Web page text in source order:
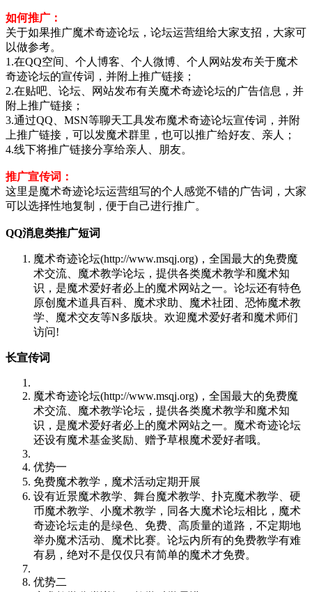
如何推广：
关于如果推广魔术奇迹论坛，论坛运营组给大家支招，大家可
以做参考。
1.在QQ空间、个人博客、个人微博、个人网站发布关于魔术
奇迹论坛的宣传词，并附上推广链接；
2.在贴吧、论坛、网站发布有关魔术奇迹论坛的广告信息，并
附上推广链接；
3.通过QQ、MSN等聊天工具发布魔术奇迹论坛宣传词，并附
上推广链接，可以发魔术群里，也可以推广给好友、亲人；
4.线下将推广链接分享给亲人、朋友。
推广宣传词：
这里是魔术奇迹论坛运营组写的个人感觉不错的广告词，大家
可以选择性地复制，便于自己进行推广。
QQ消息类推广短词
魔术奇迹论坛(http://www.msqj.org)，全国最大的免费魔
术交流、魔术教学论坛，提供各类魔术教学和魔术知
识，是魔术爱好者必上的魔术网站之一。论坛还有特色
原创魔术道具百科、魔术求助、魔术社团、恐怖魔术教
学、魔术交友等N多版块。欢迎魔术爱好者和魔术师们
访问!
长宣传词
魔术奇迹论坛(http://www.msqj.org)，全国最大的免费魔
术交流、魔术教学论坛，提供各类魔术教学和魔术知
识，是魔术爱好者必上的魔术网站之一。魔术奇迹论坛
还设有魔术基金奖励、赠予草根魔术爱好者哦。
优势一
免费魔术教学，魔术活动定期开展
设有近景魔术教学、舞台魔术教学、扑克魔术教学、硬
币魔术教学、小魔术教学，同各大魔术论坛相比，魔术
奇迹论坛走的是绿色、免费、高质量的道路，不定期地
举办魔术活动、魔术比赛。论坛内所有的免费教学有难
有易，绝对不是仅仅只有简单的魔术才免费。
优势二